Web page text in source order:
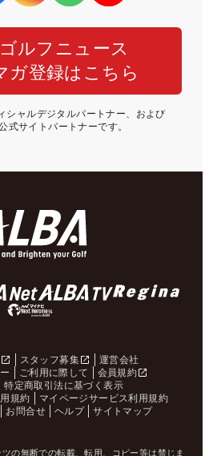
ルフニュース
ガ登録はこちら
シャルデジタルパートナー、および
式サイトパートナーです。
スタッフ募集
運営会社
ご利用に際して
会員規約
特定商取引法に基づく表示
規約
マイページサービス利用規約
お問合せ ヘルプ サイトマップ
の無断での転載、転用、コピー等は禁じま